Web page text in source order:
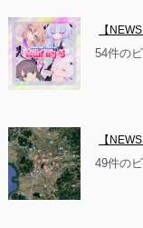
【
54件の
【
49件の